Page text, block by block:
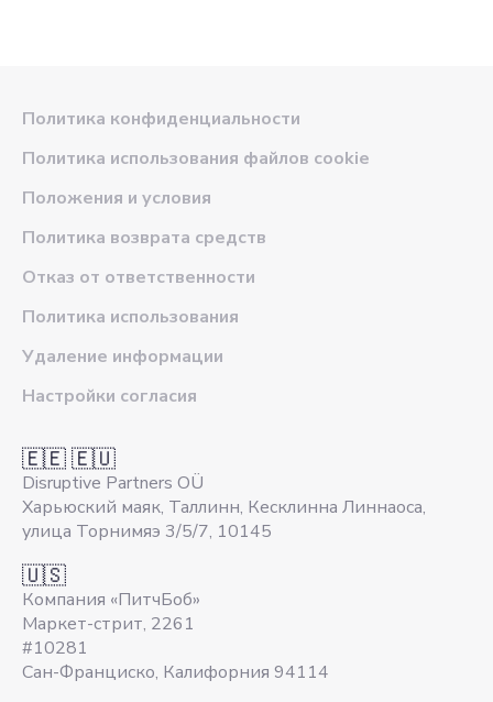
Политика конфиденциальности
Политика использования файлов cookie
Положения и условия
Политика возврата средств
Отказ от ответственности
Политика использования
Удаление информации
Настройки согласия
🇪🇪 🇪🇺
Disruptive Partners OÜ
Харьюский маяк, Таллинн, Кесклинна Линнаоса,
улица Торнимяэ 3/5/7, 10145
🇺🇸
Компания «ПитчБоб»
Маркет-стрит, 2261
#10281
Сан-Франциско, Калифорния 94114